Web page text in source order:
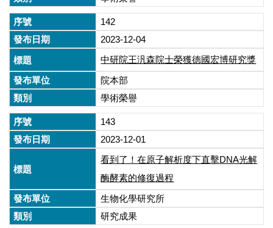
142
2023-12-04
中研院王汎森院士榮獲德國宏博研究獎
院本部
學術榮譽
143
2023-12-01
看到了！在原子解析度下直擊DNA光解
酶酵素的修復過程
生物化學研究所
研究成果